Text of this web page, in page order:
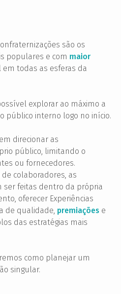
são os
populares e com maior
em todas as esferas da
explorar ao máximo a
público interno logo no início.
direcionar as
público, limitando o
ou fornecedores.
colaboradores, as
ser feitas dentro da própria
oferecer Experiências
de qualidade, premiações e
das estratégias mais
como planejar um
singular.